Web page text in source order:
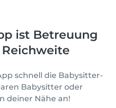
ist Betreuung
schnell die Babysitter-
Babysitter oder
deiner Nähe an!